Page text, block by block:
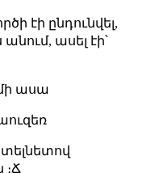
էի ընդունվել,
անում, ասել էի՝
մի ասա
տելնետով
։Ճ